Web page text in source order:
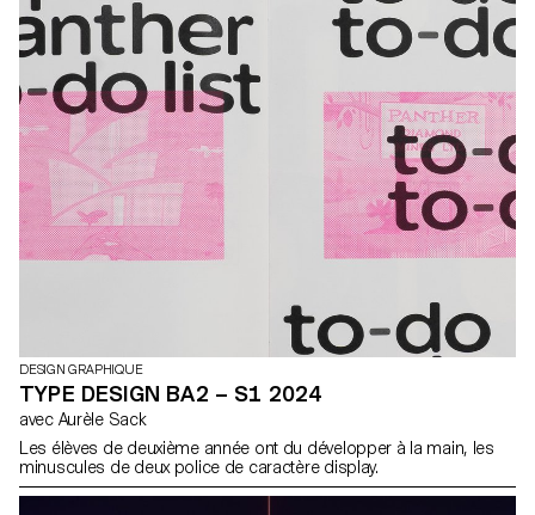
DESIGN GRAPHIQUE
TYPE DESIGN BA2 – S1 2024
avec Aurèle Sack
Les élèves de deuxième année ont du développer à la main, les
minuscules de deux police de caractère display.